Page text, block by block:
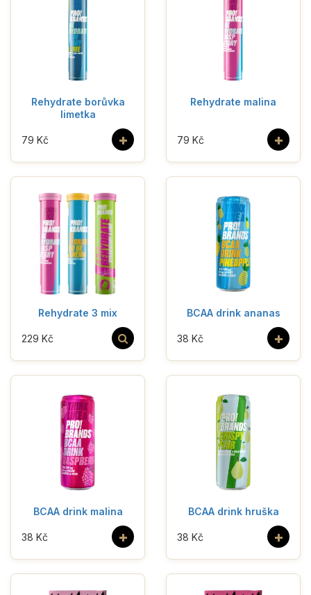
Rehydrate borůvka
limetka
+
79 Kč
Rehydrate malina
+
79 Kč
Rehydrate 3 mix
229 Kč
BCAA drink ananas
+
38 Kč
BCAA drink malina
+
38 Kč
BCAA drink hruška
+
38 Kč